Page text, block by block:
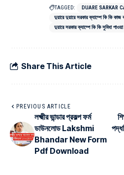
TAGGED:
DUARE SARKAR
দুয়ারে দুয়ারে সরকার ক্যাম্পে কি কি কাজ
দুয়ারে সরকার ক্যাম্পে কি কি সুবিধা পাওয়া
Share This Article
PREVIOUS ARTICLE
লক্ষ্মীর ভান্ডার প্রকল্প ফর্ম
ডাউনলোড Lakshmi
Bhandar New Form
Pdf Download